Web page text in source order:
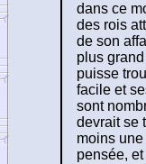
dans ce
des rois
de son
plus
puisse
facile et
sont
devrait se
moins
pensée,